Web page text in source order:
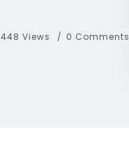
448 Views 0 Comments